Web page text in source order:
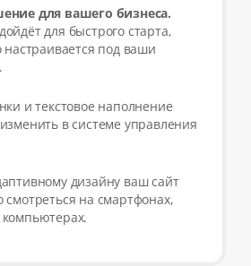
для вашего бизнеса.
для быстрого старта,
настраивается под ваши
и текстовое наполнение
в системе управления
дизайну ваш сайт
смотреться на смартфонах,